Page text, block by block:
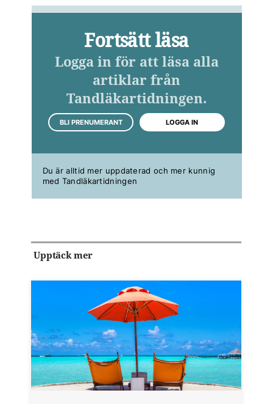
Fortsätt läsa
Logga in för att läsa alla
artiklar från
Tandläkartidningen.
BLI PRENUMERANT LOGGA IN
Du är alltid mer uppdaterad och mer kunnig
med Tandläkartidningen
Upptäck mer